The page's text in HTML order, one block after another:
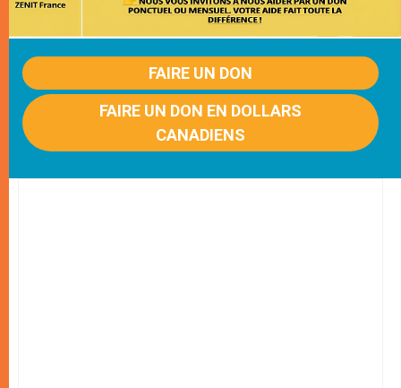
FAIRE UN DON
FAIRE UN DON EN DOLLARS
CANADIENS